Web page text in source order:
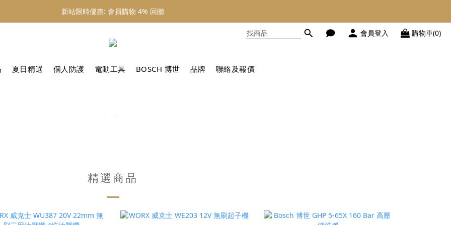
新站限時優惠: 會員購物 4% 回贈
新站限時優惠: 會員購物 4% 回贈
會員登入 購物車(0)
夏日精選 個人防護 電動工具 BOSCH 博世 品牌 聯絡及報價
精選商品